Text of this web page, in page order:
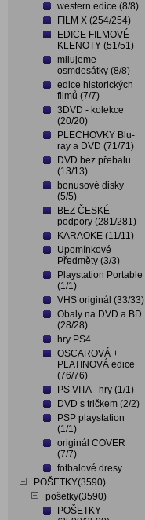
western edice (8/8)
FILM X (254/254)
EDICE FILMOVÉ
KLENOTY (51/51)
milujeme
osmdesátky (8/8)
edice historických
filmů (7/7)
3DVD - kolekce
(20/20)
PLECHOVKY Blu-
ray a DVD (71/71)
DVD bez přebalu
(13/13)
bonusové disky
(5/5)
BEZ ČESKÉ
podpory (281/281)
KARAOKE (11/11)
Upomínkové
Předměty (3/3)
Playstation Portable
(1/1)
VHS originál (33/33)
Obaly na DVD a BD
(28/28)
hry PS4
OSCAROVÁ +
PLATINOVÁ edice
(76/76)
PS VITA - hry (1/1)
DVD s tričkem (2/2)
PSP playstation
(1/1)
originál COVER
(7/7)
fotbalové dresy
POŠETKY(3590)
pošetky(3590)
POŠETKY